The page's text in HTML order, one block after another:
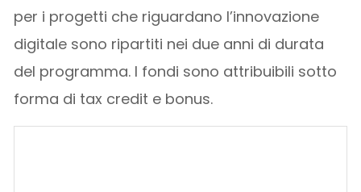
per i progetti che riguardano l’innovazione
digitale sono ripartiti nei due anni di durata
del programma. I fondi sono attribuibili sotto
forma di tax credit e bonus.